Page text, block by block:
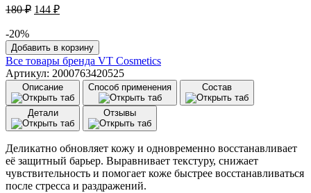
180₽ Первоначальная
180 ₽.
144 ₽Текущая
-20%
Количество
товара
Бустер-
сыворотка
микроиглами
для
чувствительной
кожи
VT
Cosmetics
Pro
Добавить в корзину
Все товары бренда VT Cosmetics
Артикул: 2000763420525
Описание Способ применения Состав
Детали Отзывы
Деликатно обновляет кожу и одновременно восстанавливает
её защитный барьер. Выравнивает текстуру, снижает
чувствительность и помогает коже быстрее восстанавливаться
после стресса и раздражений.